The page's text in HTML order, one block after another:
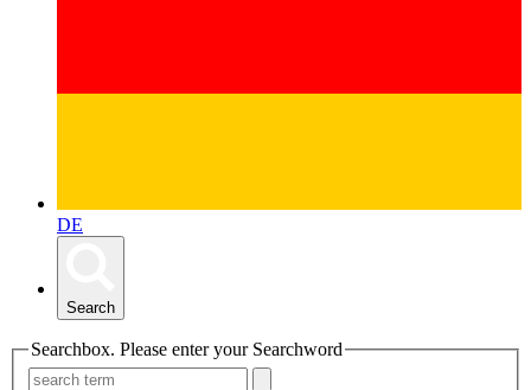
DE
Search
Searchbox. Please enter your Searchword